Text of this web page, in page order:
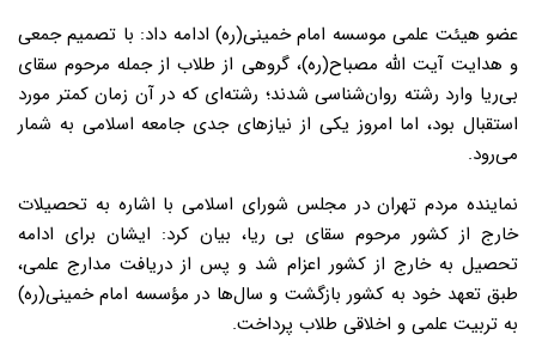
عضو هیئت علمی موسسه امام خمینی(ره) ادامه داد: با تصمیم جمعی
و هدایت آیت الله مصباح(ره)، گروهی از طلاب از جمله مرحوم سقای
بی‌ریا وارد رشته روان‌شناسی شدند؛ رشته‌ای که در آن زمان کمتر مورد
استقبال بود، اما امروز یکی از نیازهای جدی جامعه اسلامی به شمار
می‌رود.
نماینده مردم تهران در مجلس شورای اسلامی با اشاره به تحصیلات
خارج از کشور مرحوم سقای بی ریا، بیان کرد: ایشان برای ادامه
تحصیل به خارج از کشور اعزام شد و پس از دریافت مدارج علمی،
طبق تعهد خود به کشور بازگشت و سال‌ها در مؤسسه امام خمینی(ره)
به تربیت علمی و اخلاقی طلاب پرداخت.